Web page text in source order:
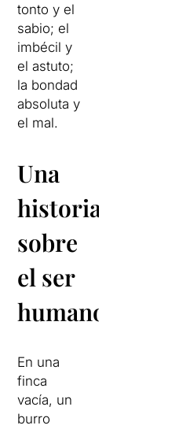
tonto y el
sabio; el
imbécil y
el astuto;
la bondad
absoluta y
el mal.
Una
historia
sobre
el ser
humano
En una
finca
vacía, un
burro